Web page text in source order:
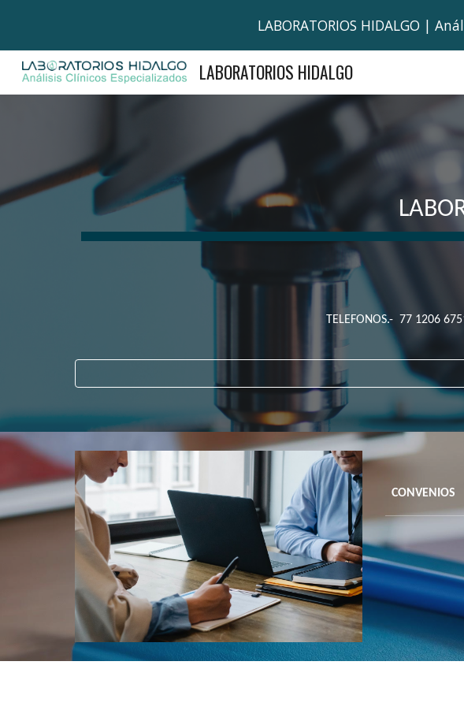
Skip to main content
LABORATORIOS HIDALGO |
LABORATORIOS HIDALGO
TELEFONOS.- 77 1206
CONVENIOS